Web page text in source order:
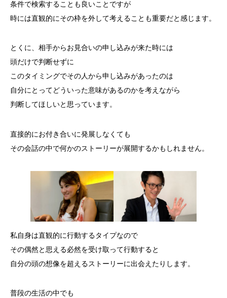
条件で検索することも良いことですが
時には直観的にその枠を外して考えることも重要だと感じます。
とくに、相手からお見合いの申し込みが来た時には
頭だけで判断せずに
このタイミングでその人から申し込みがあったのは
自分にとってどういった意味があるのかを考えながら
判断してほしいと思っています。
直接的にお付き合いに発展しなくても
その会話の中で何かのストーリーが展開するかもしれません。
私自身は直観的に行動するタイプなので
その偶然と思える必然を受け取って行動すると
自分の頭の想像を超えるストーリーに出会えたりします。
普段の生活の中でも